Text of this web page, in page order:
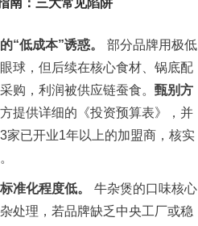
南：三大常见陷阱
“低成本”诱惑。
部分品牌用极低
球，但后续在核心食材、锅底配
购，利润被供应链蚕食。 甄别方
提供详细的《投资预算表》，并
家已开业1年以上的加盟商，核实
准化程度低。
牛杂煲的口味核心
处理，若品牌缺乏中央工厂或稳